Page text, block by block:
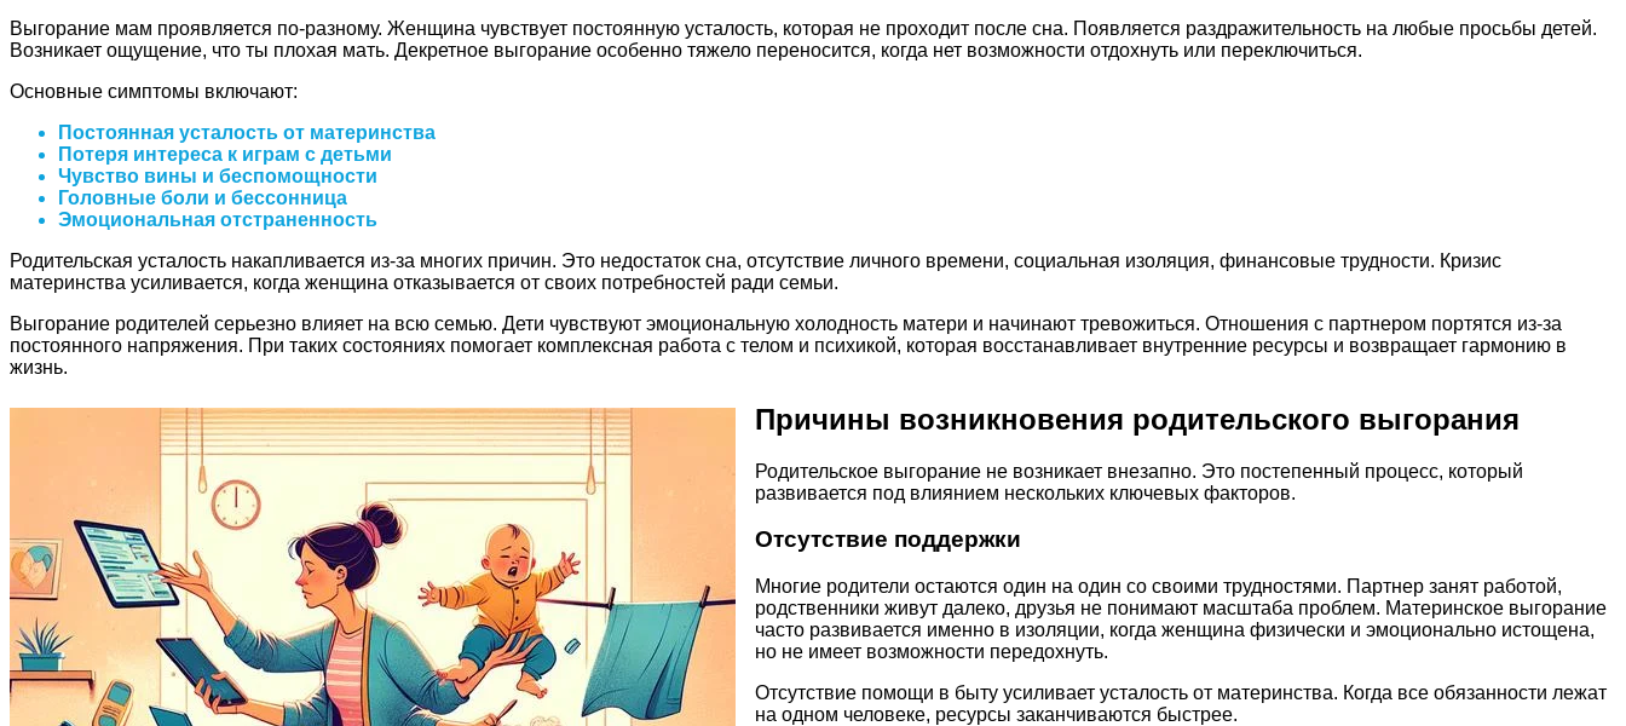
Выгорание мам проявляется по-разному. Женщина чувствует постоянную усталость, которая не проходит после сна. Появляется раздражительность на любые просьбы детей.
Возникает ощущение, что ты плохая мать. Декретное выгорание особенно тяжело переносится, когда нет возможности отдохнуть или переключиться.
Основные симптомы включают:
Постоянная усталость от материнства
Потеря интереса к играм с детьми
Чувство вины и беспомощности
Головные боли и бессонница
Эмоциональная отстраненность
Родительская усталость накапливается из-за многих причин. Это недостаток сна, отсутствие личного времени, социальная изоляция, финансовые трудности. Кризис
материнства усиливается, когда женщина отказывается от своих потребностей ради семьи.
Выгорание родителей серьезно влияет на всю семью. Дети чувствуют эмоциональную холодность матери и начинают тревожиться. Отношения с партнером портятся из-за
постоянного напряжения. При таких состояниях помогает комплексная работа с телом и психикой, которая восстанавливает внутренние ресурсы и возвращает гармонию в
жизнь.
Причины возникновения родительского выгорания
Родительское выгорание не возникает внезапно. Это постепенный процесс, который
развивается под влиянием нескольких ключевых факторов.
Отсутствие поддержки
Многие родители остаются один на один со своими трудностями. Партнер занят работой,
родственники живут далеко, друзья не понимают масштаба проблем. Материнское выгорание
часто развивается именно в изоляции, когда женщина физически и эмоционально истощена,
но не имеет возможности передохнуть.
Отсутствие помощи в быту усиливает усталость от материнства. Когда все обязанности лежат
на одном человеке, ресурсы заканчиваются быстрее.